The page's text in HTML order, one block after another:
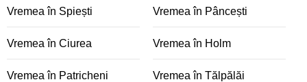
Vremea în Spiești Vremea în Pâncești
Vremea în Ciurea Vremea în Holm
Vremea în Patricheni Vremea în Tălpălăi